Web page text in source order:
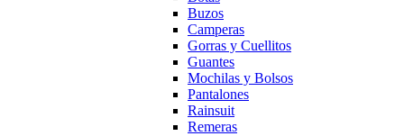
Buzos
Camperas
Gorras y Cuellitos
Guantes
Mochilas y Bolsos
Pantalones
Rainsuit
Remeras